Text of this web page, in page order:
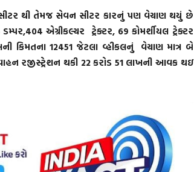
સીટર થી તેમજ સેવન સીટર કારનું પણ વેચાણ થયું છે
એગ્રીકલ્ચર ટ્રેક્ટર, 69 કોમર્શીયલ ટ્રેક્ટર
કિમતના 12451 જેટલા વ્હીકલનું વેચાણ માત્ર બે
રજીસ્ટ્રેશન થકી 22 કરોડ 51 લાખની આવક થઇ